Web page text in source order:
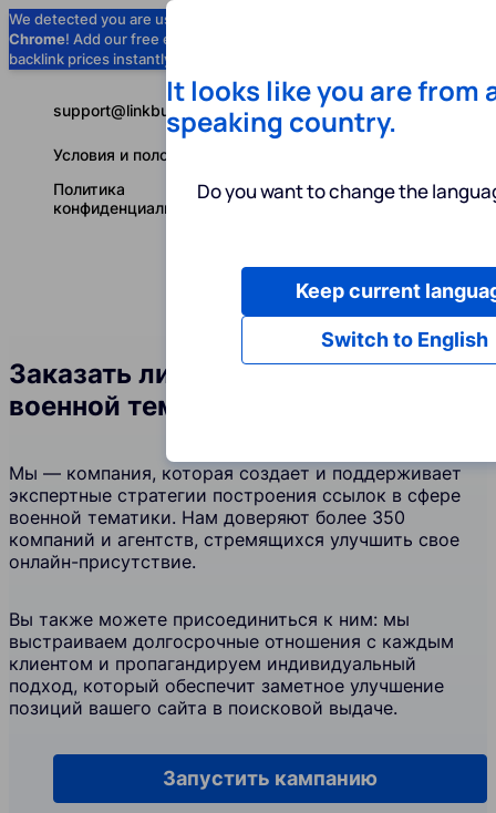
We detected you are using
Chrome! Add our free extension to check
backlink prices instantly as you browse.
Услуги
Русский
support@linkbuilder.com
Условия и положения
Политика
конфиденциальности
Заказать линкбилдинг в сфере
военной тематики
Мы — компания, которая создает и поддерживает
экспертные стратегии построения ссылок в сфере
военной тематики. Нам доверяют более 350
компаний и агентств, стремящихся улучшить свое
онлайн-присутствие.
Вы также можете присоединиться к ним: мы
выстраиваем долгосрочные отношения с каждым
клиентом и пропагандируем индивидуальный
подход, который обеспечит заметное улучшение
позиций вашего сайта в поисковой выдаче.
Запустить кампанию
It looks like you are from
speaking country.
Do you want to change the
Switch to English
Keep current